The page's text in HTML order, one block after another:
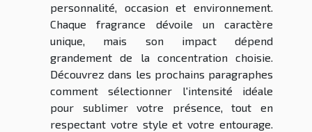
personnalité, occasion et environnement.
Chaque fragrance dévoile un caractère
unique, mais son impact dépend
grandement de la concentration choisie.
Découvrez dans les prochains paragraphes
comment sélectionner l'intensité idéale
pour sublimer votre présence, tout en
respectant votre style et votre entourage.